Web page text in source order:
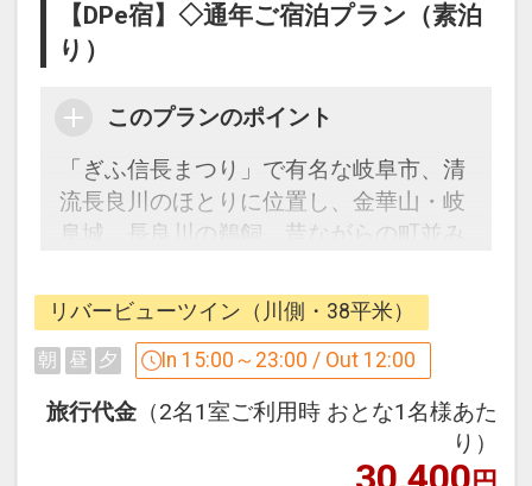
寛ぎ 」の融合をコンセプトに、フィット
ネスクラブをリニューアル。
外テントサウナ、カフェエリアを新設し
室内のプール 、トレーニングジム 、ラ
ウンジ 、エステルームも刷新、ウェルネ
・施設名 / FitnessClub AnkINI（フィット
ネスクラブ アンキニ）
・営業時間 / 8：00～23：00（最終入館
【DPe宿】◇通年ご宿泊プラン（素泊
り）
このプランのポイント
「ぎふ信長まつり」で有名な岐阜市、清
流長良川のほとりに位置し、金華山・岐
阜城、長良川の鵜飼、昔ながらの町並み
みいただけます。
また国際会議場に隣接し、シティホテル
としてのクオリティの高い施設と洗練さ
れたサービスで、みなさまの快適なご滞
在をサポートしてまいります。
レジャー、ビジネス、リトリートなどご
リバービューツイン（川側・38平米）
朝 昼 夕 In 15:00～23:00 / Out 12:00
旅行代金 （2名1室ご利用時 おとな1名様あた
り）